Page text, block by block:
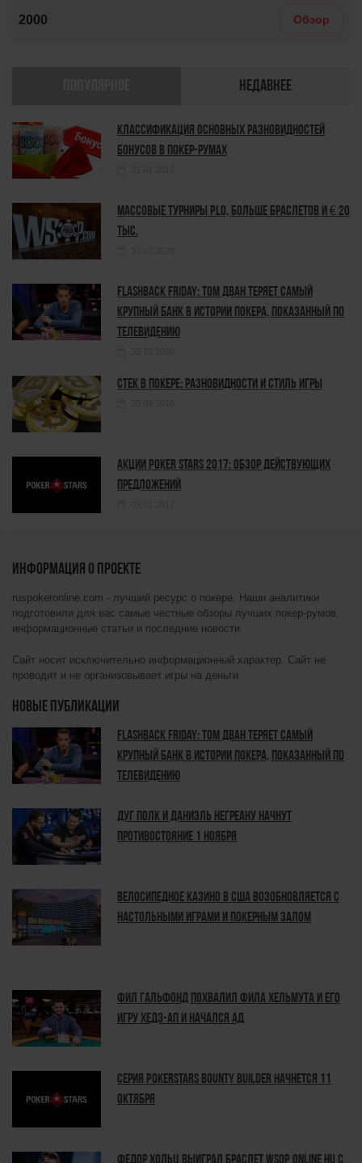
2000 Обзор
НЕДАВНЕЕ
Классификация основных разновидностей
бонусов в покер-румах
Массовые турниры PLO, больше браслетов и € 20
тыс.
Flashback Friday: Том Дван теряет самый
крупный банк в истории покера, показанный по
телевидению
Стек в покере: разновидности и стиль игры
Акции Poker Stars 2017: обзор действующих
предложений
ИНФОРМАЦИЯ О ПРОЕКТЕ
ruspokeronline.com - лучший ресурс о покере. Наши аналитики
подготовили для вас самые честные обзоры лучших покер-румов,
информационные статьи и последние новости.
Сайт носит исключительно информационный характер. Сайт не
проводит и не организовывает игры на деньги
НОВЫЕ ПУБЛИКАЦИИ
Flashback Friday: Том Дван теряет самый
крупный банк в истории покера, показанный по
телевидению
Дуг Полк и Даниэль Негреану начнут
противостояние 1 ноября
Велосипедное казино в США возобновляется с
настольными играми и покерным залом
Фил Гальфонд похвалил Фила Хельмута и его
игру хедз-ап и начался ад
Серия POKERSTARS BOUNTY BUILDER начнется 11
октября
Федор Хольц выиграл браслет WSOP ONLINE HU с